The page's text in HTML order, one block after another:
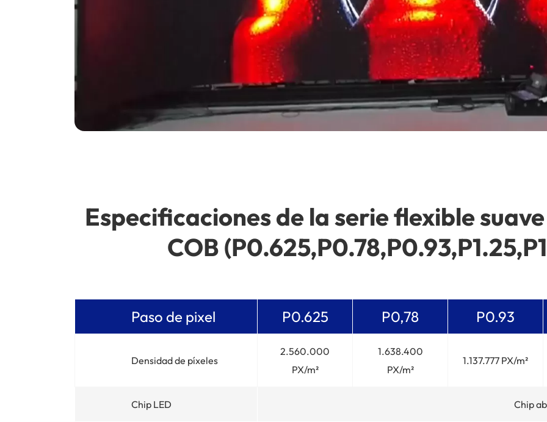
Especificaciones de la serie flexible
COB
Paso de pixel P0.625 P0,78 P0.93
Densidad de píxeles
2.560.000
PX/m²
1.638.400
PX/m²
1.137.777 PX/m²
Chip LED Chip